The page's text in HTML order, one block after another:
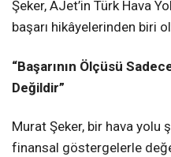
Şeker, AJet’in Türk Hava
başarı hikâyelerinden biri
“Başarının Ölçüsü
Değildir”
Murat Şeker, bir hava yolu
finansal göstergelerle